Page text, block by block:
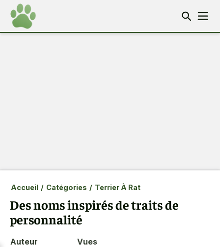
Accueil / Catégories / Terrier À Rat
Des noms inspirés de traits de
personnalité
Auteur
Vues